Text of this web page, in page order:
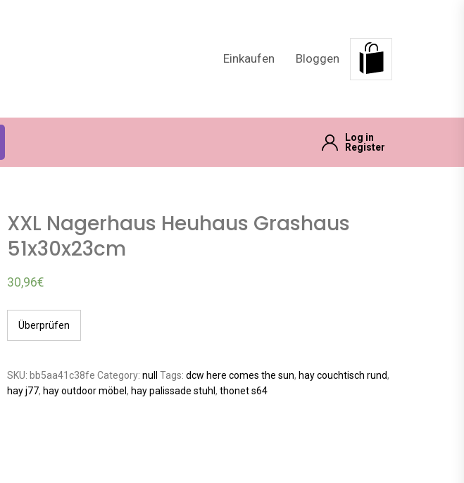
Einkaufen Bloggen
Log in
Register
XXL Nagerhaus Heuhaus Grashaus
51x30x23cm
30,96€
Überprüfen
SKU: bb5aa41c38fe Category: null Tags: dcw here comes the sun, hay couchtisch rund,
hay j77, hay outdoor möbel , hay palissade stuhl , thonet s64